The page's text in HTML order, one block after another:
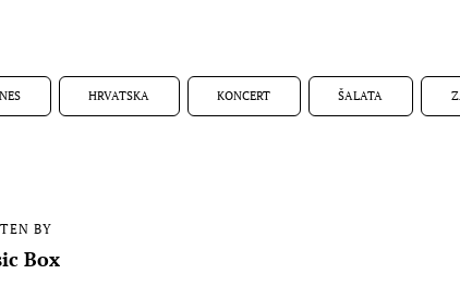
HRVATSKA KONCERT ŠALATA
BY
Box